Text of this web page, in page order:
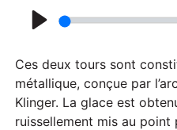
a
y
Ces deux tours sont
métallique, conçue par
Klinger. La glace est
ruissellement mis au point